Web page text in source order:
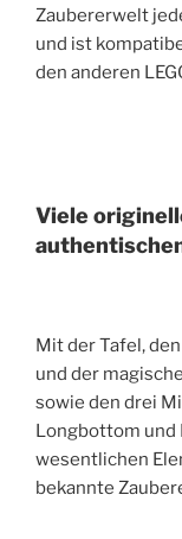
Zaubererwelt
und ist
den anderen
Viele
Mit der Tafel,
und der
sowie den drei
Longbottom und
wesentlichen
bekannte